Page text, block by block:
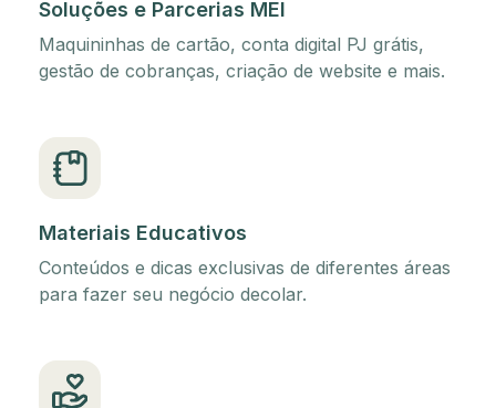
Soluções e Parcerias MEI
Maquininhas de cartão, conta digital PJ grátis,
gestão de cobranças, criação de website e mais.
Materiais Educativos
Conteúdos e dicas exclusivas de diferentes áreas
para fazer seu negócio decolar.